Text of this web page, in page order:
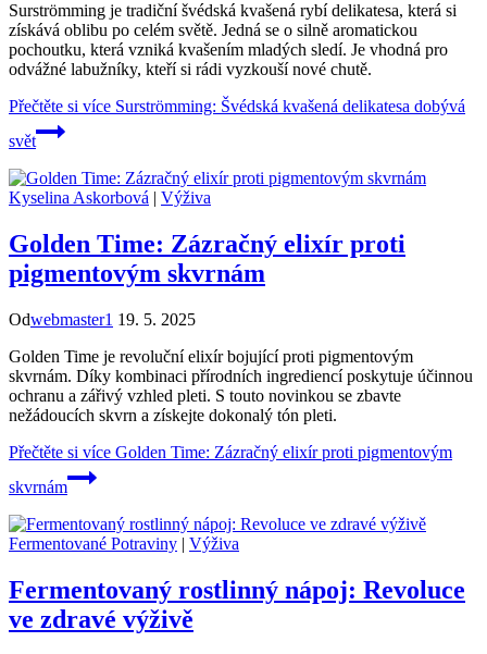
Surströmming je tradiční švédská kvašená rybí delikatesa, která si
získává oblibu po celém světě. Jedná se o silně aromatickou
pochoutku, která vzniká kvašením mladých sledí. Je vhodná pro
odvážné labužníky, kteří si rádi vyzkouší nové chutě.
Přečtěte si více Surströmming: Švédská kvašená delikatesa dobývá
svět
Kyselina Askorbová | Výživa
Golden Time: Zázračný elixír proti
pigmentovým skvrnám
Odwebmaster1 19. 5. 2025
Golden Time je revoluční elixír bojující proti pigmentovým
skvrnám. Díky kombinaci přírodních ingrediencí poskytuje účinnou
ochranu a zářivý vzhled pleti. S touto novinkou se zbavte
nežádoucích skvrn a získejte dokonalý tón pleti.
Přečtěte si více Golden Time: Zázračný elixír proti pigmentovým
skvrnám
Fermentované Potraviny | Výživa
Fermentovaný rostlinný nápoj: Revoluce
ve zdravé výživě